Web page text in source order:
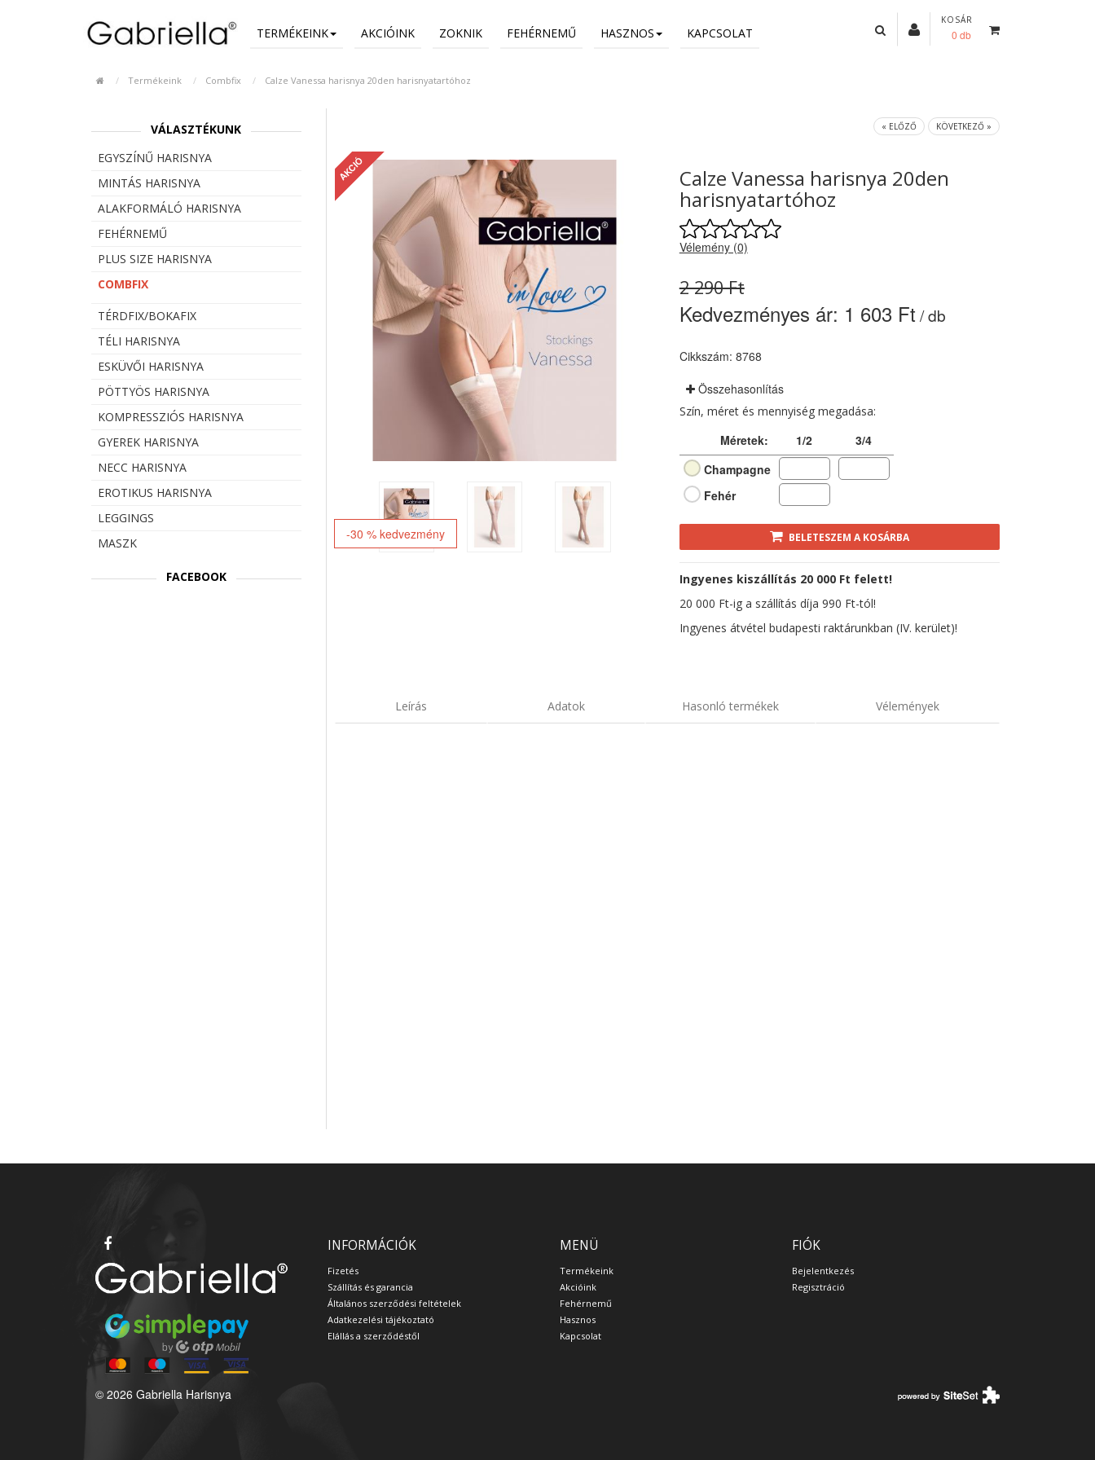
TERMÉKEINK AKCIÓINK ZOKNIK FEHÉRNEMŰ HASZNOS KAPCSOLAT
KOSÁR
0 db
Termékeink Combfix Calze Vanessa harisnya 20den harisnyatartóhoz
VÁLASZTÉKUNK
EGYSZÍNŰ HARISNYA
MINTÁS HARISNYA
ALAKFORMÁLÓ HARISNYA
FEHÉRNEMŰ
PLUS SIZE HARISNYA
COMBFIX
TÉRDFIX/BOKAFIX
TÉLI HARISNYA
ESKÜVŐI HARISNYA
PÖTTYÖS HARISNYA
KOMPRESSZIÓS HARISNYA
GYEREK HARISNYA
NECC HARISNYA
EROTIKUS HARISNYA
LEGGINGS
MASZK
FACEBOOK
« ELŐZŐ KÖVETKEZŐ »
-30 % kedvezmény
AKCIÓ Calze Vanessa harisnya 20den
harisnyatartóhoz
Vélemény (0)
2 290 Ft
Kedvezményes ár: 1 603 Ft / db
Cikkszám: 8768
Összehasonlítás
Szín, méret és mennyiség megadása:
Méretek: 1/2
3/4
Champagne
Fehér
BELETESZEM A KOSÁRBA
Ingyenes kiszállítás 20 000 Ft felett!
20 000 Ft-ig a szállítás díja 990 Ft-tól!
Ingyenes átvétel budapesti raktárunkban (IV. kerület)!
Leírás Adatok Hasonló termékek Vélemények
INFORMÁCIÓK
Fizetés
Szállítás és garancia
Általános szerződési feltételek
Adatkezelési tájékoztató
Elállás a szerződéstől
MENÜ
Termékeink
Akcióink
Fehérnemű
Hasznos
Kapcsolat
FIÓK
Bejelentkezés
Regisztráció
© 2026 Gabriella Harisnya